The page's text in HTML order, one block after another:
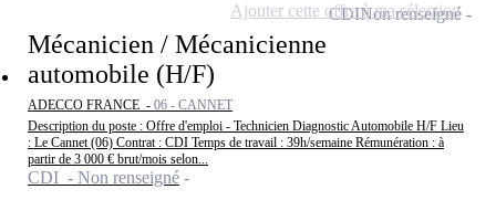
Mécanicien / Mécanicienne
automobile (H/F)
ADECCO FRANCE - 06 - CANNET
Description du poste : Offre d'emploi - Technicien Diagnostic Automobile H/F Lieu
: Le Cannet (06) Contrat : CDI Temps de travail : 39h/semaine Rémunération : à
partir de 3 000 € brut/mois selon...
CDI - Non renseigné
CDINon renseigné
Ajouter cette offre à ma sélection